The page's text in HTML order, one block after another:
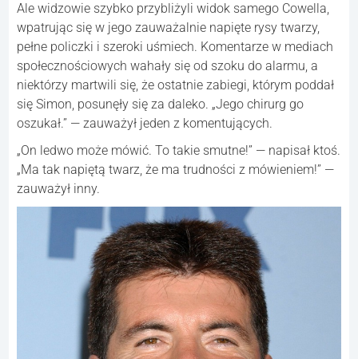
Ale widzowie szybko przybliżyli widok samego Cowella,
wpatrując się w jego zauważalnie napięte rysy twarzy,
pełne policzki i szeroki uśmiech. Komentarze w mediach
społecznościowych wahały się od szoku do alarmu, a
niektórzy martwili się, że ostatnie zabiegi, którym poddał
się Simon, posunęły się za daleko. „Jego chirurg go
oszukał.” — zauważył jeden z komentujących.
„On ledwo może mówić. To takie smutne!” — napisał ktoś.
„Ma tak napiętą twarz, że ma trudności z mówieniem!” —
zauważył inny.